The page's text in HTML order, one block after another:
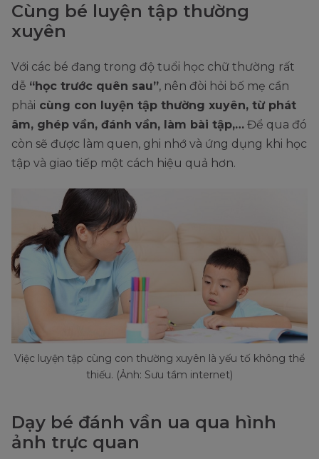
Cùng bé luyện tập thường
xuyên
Với các bé đang trong độ tuổi học chữ thường rất
dễ “học trước quên sau”, nên đòi hỏi bố mẹ cần
phải cùng con luyện tập thường xuyên, từ phát
âm, ghép vần, đánh vần, làm bài tập,… Để qua đó
còn sẽ được làm quen, ghi nhớ và ứng dụng khi học
tập và giao tiếp một cách hiệu quả hơn.
Việc luyện tập cùng con thường xuyên là yếu tố không thể
thiếu. (Ảnh: Sưu tầm internet)
Dạy bé đánh vần ua qua hình
ảnh trực quan